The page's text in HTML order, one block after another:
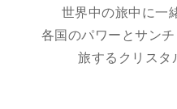
世界中の旅中に一
各国のパワーとサン
旅するクリスタ